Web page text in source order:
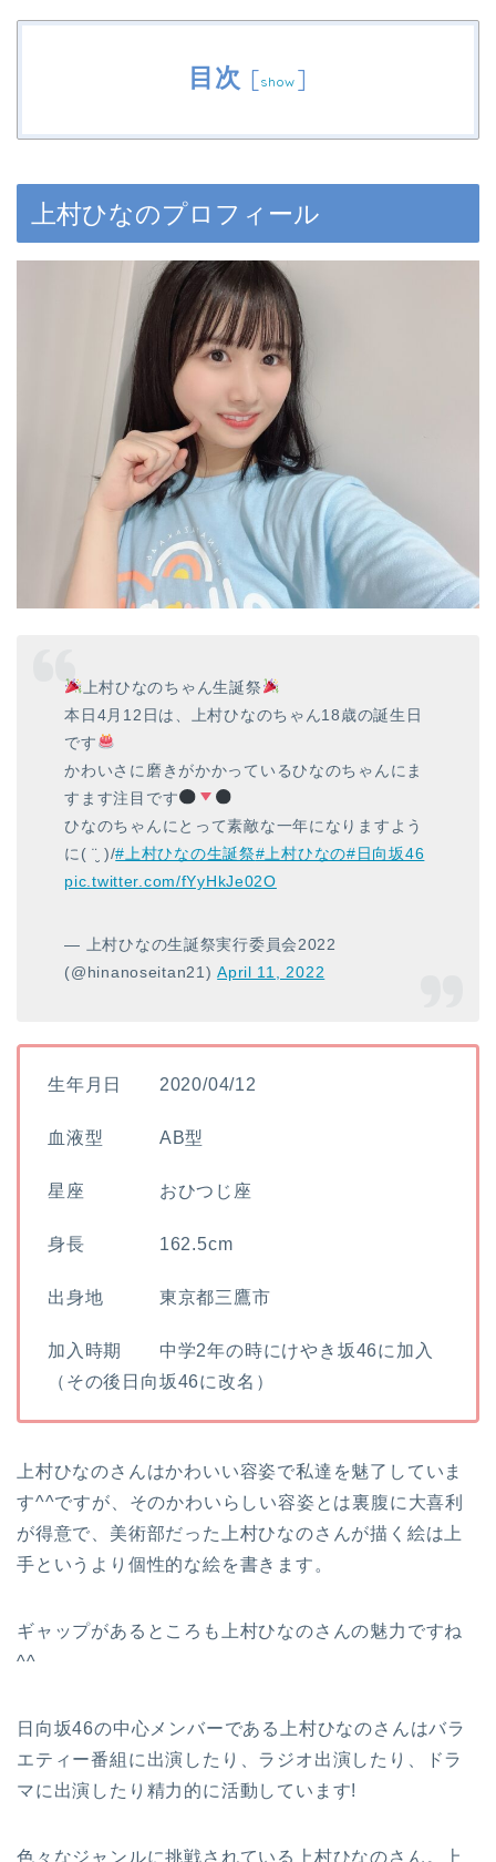
目次 [show ]
上村ひなのプロフィール
上村ひなのちゃん生誕祭
本日4月12日は、上村ひなのちゃん18歳の誕生日
です
かわいさに磨きがかかっているひなのちゃんにま
すます注目です
ひなのちゃんにとって素敵な一年になりますよう
に( ¨̮ )/#上村ひなの生誕祭#上村ひなの#日向坂46
pic.twitter.com/fYyHkJe02O
— 上村ひなの生誕祭実行委員会2022
(@hinanoseitan21)April 11, 2022
生年月日 2020/04/12
血液型 AB型
星座 おひつじ座
身長 162.5cm
出身地 東京都三鷹市
加入時期 中学2年の時にけやき坂46に加入
（その後日向坂46に改名）
上村ひなのさんはかわいい容姿で私達を魅了していま
す^^ですが、そのかわいらしい容姿とは裏腹に大喜利
が得意で、美術部だった上村ひなのさんが描く絵は上
手というより個性的な絵を書きます。
ギャップがあるところも上村ひなのさんの魅力ですね
^^
日向坂46の中心メンバーである上村ひなのさんはバラ
エティー番組に出演したり、ラジオ出演したり、ドラ
マに出演したり精力的に活動しています!
色々なジャンルに挑戦されている上村ひなのさん。上